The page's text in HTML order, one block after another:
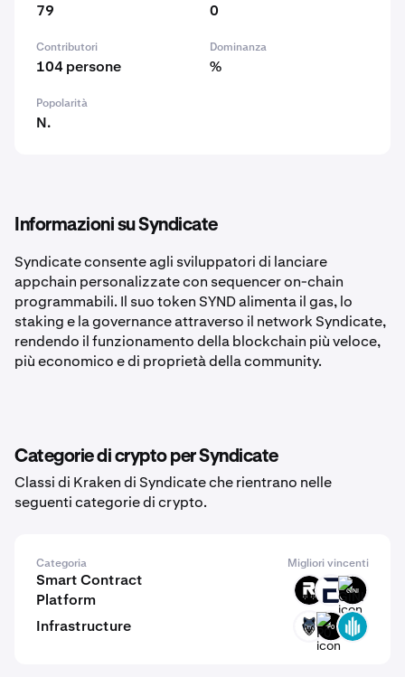
79 0
Contributori
104 persone
Dominanza
%
Popolarità
N.
Informazioni su Syndicate
Syndicate consente agli sviluppatori di lanciare
appchain personalizzate con sequencer on-chain
programmabili. Il suo token SYND alimenta il gas, lo
staking e la governance attraverso il network Syndicate,
rendendo il funzionamento della blockchain più veloce,
più economico e di proprietà della community.
Categorie di crypto per Syndicate
Classi di Kraken di Syndicate che rientrano nelle
seguenti categorie di crypto.
Categoria Migliori vincenti
Smart Contract
Platform
ROOT EVR GINI
Infrastructure TRN P0 GWEI